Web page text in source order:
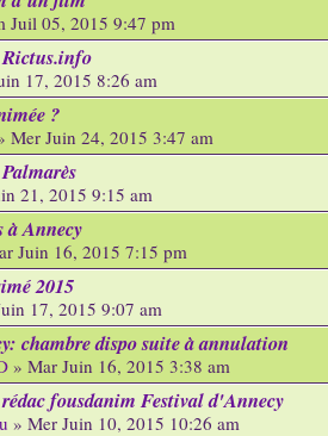
Juil 05, 2015 9:47 pm
17, 2015 8:26 am
?
Mer Juin 24, 2015 3:47 am
21, 2015 9:15 am
à Annecy
Juin 16, 2015 7:15 pm
2015
17, 2015 9:07 am
chambre dispo suite à annulation
» Mar Juin 16, 2015 3:38 am
fousdanim Festival d'Annecy
» Mer Juin 10, 2015 10:26 am